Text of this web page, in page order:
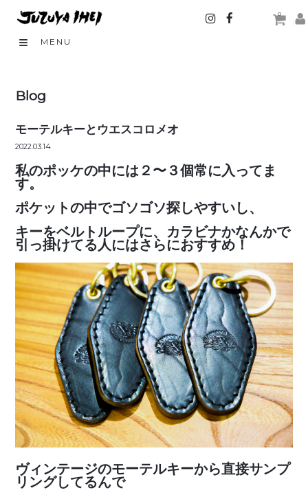
0
MENU
Blog
モーテルキーとウエスコロメオ
2022.03.14
私のポッケの中には２〜３個常に入ってま
す。
ポケットの中でゴソゴソ探しやすいし、
キーをベルトループに、カラビナかなんかで
引っ掛けてる人にはさらにおすすめ！
ヴィンテージのモーテルキーから直接サンプ
リングしてるんで